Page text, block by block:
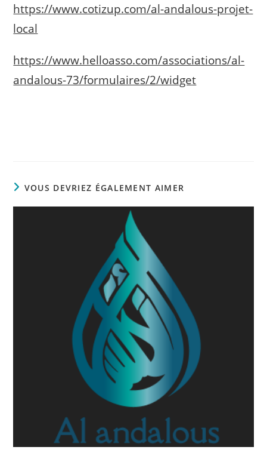
https://www.cotizup.com/al-andalous-projet-
local
https://www.helloasso.com/associations/al-
andalous-73/formulaires/2/widget
VOUS DEVRIEZ ÉGALEMENT AIMER